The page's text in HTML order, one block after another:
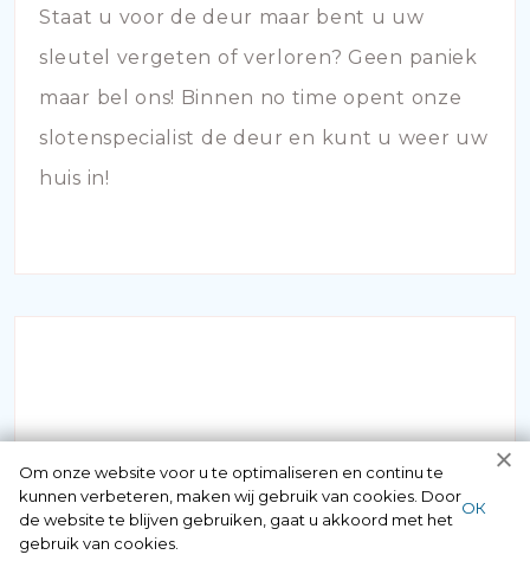
Staat u voor de deur maar bent u uw
sleutel vergeten of verloren? Geen paniek
maar bel ons! Binnen no time opent onze
slotenspecialist de deur en kunt u weer uw
huis in!
SLOTEN VERVANGEN
Vermoedt u dat uw hang- en sluitwerk aan
Om onze website voor u te optimaliseren en continu te
kunnen verbeteren, maken wij gebruik van cookies. Door
de website te blijven gebruiken, gaat u akkoord met het
gebruik van cookies.
ОК